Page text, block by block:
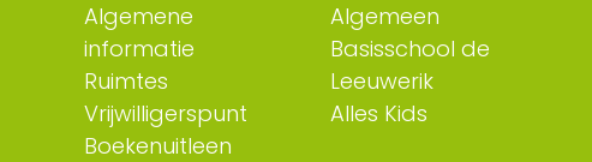
Algemene
informatie
Ruimtes
Vrijwilligerspunt
Boekenuitleen
Algemeen
Basisschool de
Leeuwerik
Alles Kids